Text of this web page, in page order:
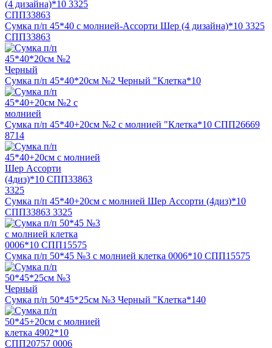
Сумка п/п 45*40 с молнией-Ассорти Шер (4 дизайна)*10 3325
СПП33863
Сумка п/п 45*40*20см №2 Черный "Клетка*10
Сумка п/п 45*40+20см №2 с молнией "Клетка*10 СПП26669
8714
Сумка п/п 45*40+20см с молнией Шер Ассорти (4диз)*10
СПП33863 3325
Сумка п/п 50*45 №3 с молнией клетка 0006*10 СПП15575
Сумка п/п 50*45*25см №3 Черный "Клетка*140